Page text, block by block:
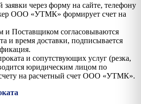
через форму на сайте, телефону
ООО «УТМК» формирует счет на
Поставщиком согласовываются
и время доставки, подписывается
и сопутствующих услуг (резка,
юридическим лицом по
на расчетный счет ООО «УТМК».